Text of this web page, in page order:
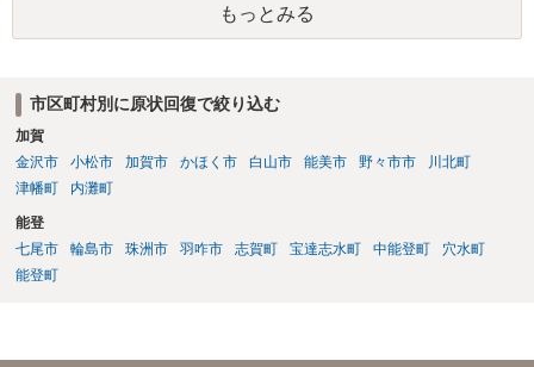
もっとみる
市区町村別に原状回復で絞り込む
加賀
金沢市
小松市 加賀市 かほく市 白山市 能美市 野々市市
川北町
津幡町
内灘町
能登
七尾市
輪島市 珠洲市 羽咋市 志賀町 宝達志水町 中能登町
穴水町
能登町